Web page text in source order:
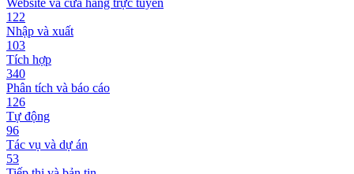
Website và cửa hàng trực tuyến
122
Nhập và xuất
103
Tích hợp
340
Phân tích và báo cáo
126
Tự động
96
Tác vụ và dự án
53